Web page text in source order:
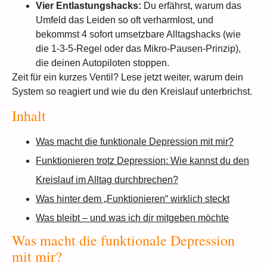
Vier Entlastungshacks: Du erfährst, warum das
Umfeld das Leiden so oft verharmlost, und
bekommst 4 sofort umsetzbare Alltagshacks (wie
die 1-3-5-Regel oder das Mikro-Pausen-Prinzip),
die deinen Autopiloten stoppen.
Zeit für ein kurzes Ventil? Lese jetzt weiter, warum dein
System so reagiert und wie du den Kreislauf unterbrichst.
Inhalt
Was macht die funktionale Depression mit mir?
Funktionieren trotz Depression: Wie kannst du den
Kreislauf im Alltag durchbrechen?
Was hinter dem „Funktionieren“ wirklich steckt
Was bleibt – und was ich dir mitgeben möchte
Was macht die funktionale Depression
mit mir?